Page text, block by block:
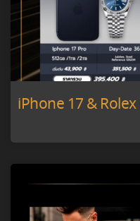
iPhone 17 & Rolex